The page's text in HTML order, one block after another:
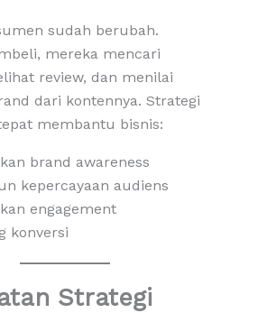
sudah berubah.
mereka mencari
review, dan menilai
dari kontennya. Strategi
membantu bisnis:
brand awareness
kepercayaan audiens
engagement
konversi
Strategi